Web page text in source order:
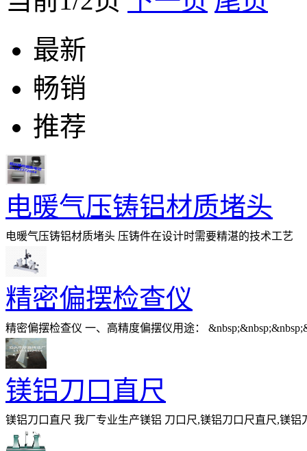
最新
畅销
推荐
电暖气压铸铝材质堵头
电暖气压铸铝材质堵头 压铸件在设计时需要精湛的技术工
压铸机 。 2，将加热为液态的铜、
精密偏摆检查仪
精密偏摆检查仪 一、高精度偏摆仪用途：
圆跳动。 二、高精度偏摆仪特点： &n
镁铝刀口直尺
镁铝刀口直尺 我厂专业生产镁铝 刀口尺,镁铝刀口尺直尺,镁铝
材质：按客户不同需求分为镁铝合金